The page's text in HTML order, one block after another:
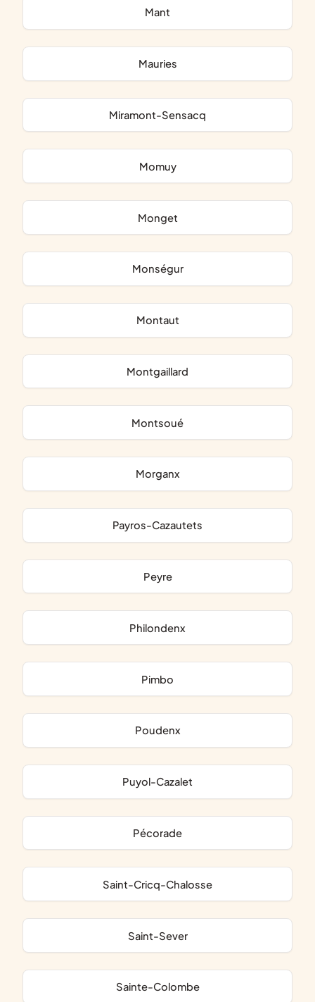
Mant
Mauries
Miramont-Sensacq
Momuy
Monget
Monségur
Montaut
Montgaillard
Montsoué
Morganx
Payros-Cazautets
Peyre
Philondenx
Pimbo
Poudenx
Puyol-Cazalet
Pécorade
Saint-Cricq-Chalosse
Saint-Sever
Sainte-Colombe